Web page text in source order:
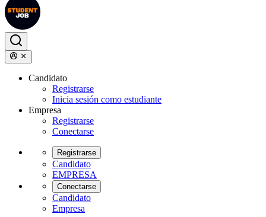
Candidato
Registrarse
Inicia sesión como estudiante
Empresa
Registrarse
Conectarse
Registrarse
Candidato
EMPRESA
Conectarse
Candidato
Empresa